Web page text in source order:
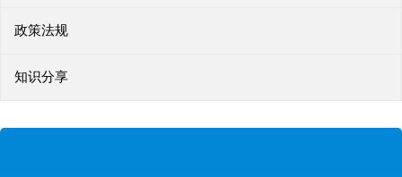
政策法规
知识分享